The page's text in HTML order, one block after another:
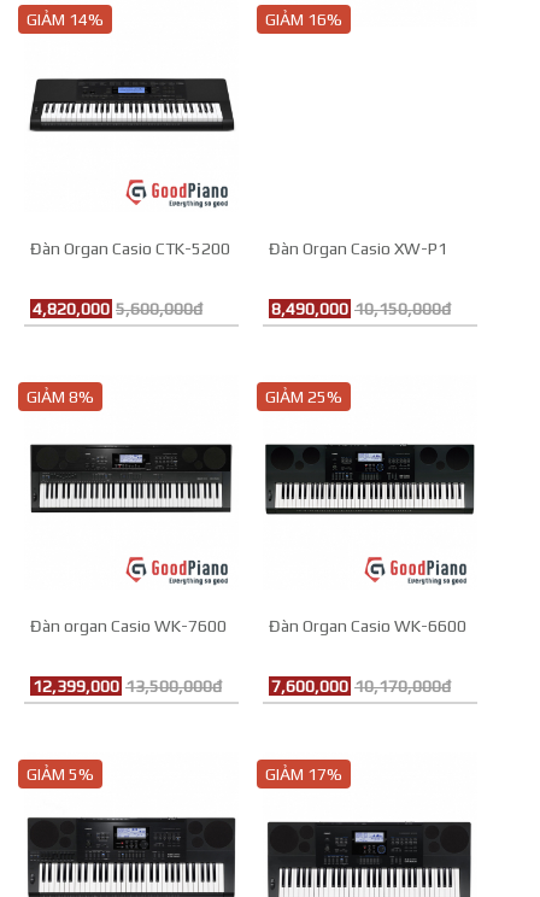
GIẢM 14%
Đàn Organ Casio CTK-5200
4,820,000 5,600,000đ
GIẢM 16%
Đàn Organ Casio XW-P1
8,490,000 10,150,000đ
GIẢM 8%
Đàn organ Casio WK-7600
12,399,000 13,500,000đ
GIẢM 25%
Đàn Organ Casio WK-6600
7,600,000 10,170,000đ
GIẢM 5% GIẢM 17%